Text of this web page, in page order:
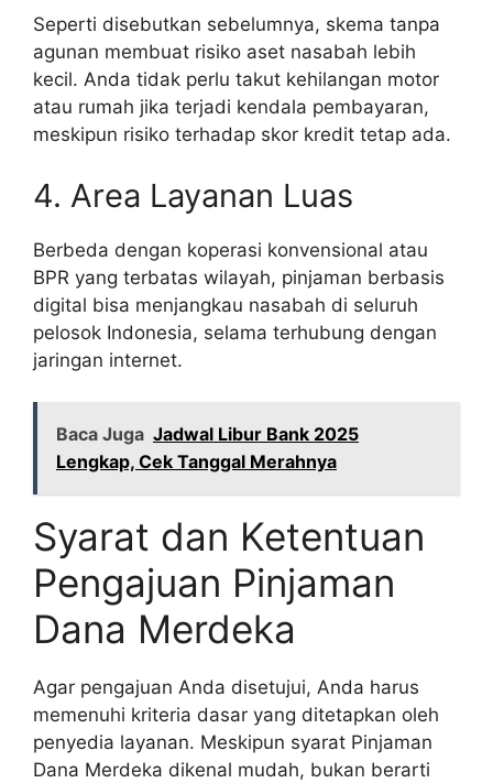
Seperti disebutkan sebelumnya, skema tanpa
agunan membuat risiko aset nasabah lebih
kecil. Anda tidak perlu takut kehilangan motor
atau rumah jika terjadi kendala pembayaran,
meskipun risiko terhadap skor kredit tetap ada.
4. Area Layanan Luas
Berbeda dengan koperasi konvensional atau
BPR yang terbatas wilayah, pinjaman berbasis
digital bisa menjangkau nasabah di seluruh
pelosok Indonesia, selama terhubung dengan
jaringan internet.
Baca Juga Jadwal Libur Bank 2025
Lengkap, Cek Tanggal Merahnya
Syarat dan Ketentuan
Pengajuan Pinjaman
Dana Merdeka
Agar pengajuan Anda disetujui, Anda harus
memenuhi kriteria dasar yang ditetapkan oleh
penyedia layanan. Meskipun syarat Pinjaman
Dana Merdeka dikenal mudah, bukan berarti